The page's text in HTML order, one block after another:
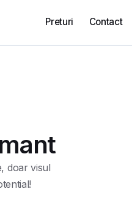
Preturi Contact
doar visul